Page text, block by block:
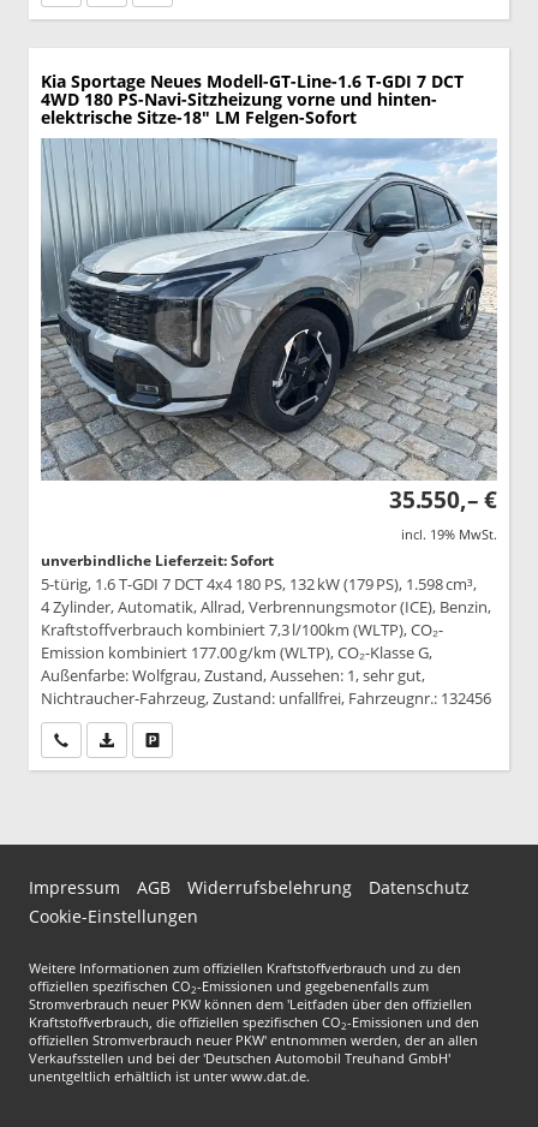
Kia Sportage Neues Modell-GT-Line-1.6 T-GDI 7 DCT
4WD 180 PS-Navi-Sitzheizung vorne und hinten-
elektrische Sitze-18" LM Felgen-Sofort
35.550,– €
incl. 19% MwSt.
unverbindliche Lieferzeit: Sofort
5-türig, 1.6 T-GDI 7 DCT 4x4 180 PS, 132 kW (179 PS), 1.598 cm³,
4 Zylinder, Automatik, Allrad, Verbrennungsmotor (ICE), Benzin,
Kraftstoffverbrauch kombiniert 7,3 l/100km (WLTP), CO₂-
Emission kombiniert 177.00 g/km (WLTP), CO₂-Klasse G,
Außenfarbe: Wolfgrau, Zustand, Aussehen: 1, sehr gut,
Nichtraucher-Fahrzeug, Zustand: unfallfrei, Fahrzeugnr.: 132456
Wir rufen Sie anPDF-Datei, Fahrzeugexposé drucken
Impressum AGB Widerrufsbelehrung
Datenschutz
Cookie-Einstellungen
Weitere Informationen zum offiziellen Kraftstoffverbrauch und zu den
offiziellen spezifischen CO2-Emissionen und gegebenenfalls zum
Stromverbrauch neuer PKW können dem 'Leitfaden über den offiziellen
Kraftstoffverbrauch, die offiziellen spezifischen CO2-Emissionen und den
offiziellen Stromverbrauch neuer PKW' entnommen werden, der an allen
Verkaufsstellen und bei der 'Deutschen Automobil Treuhand GmbH'
unentgeltlich erhältlich ist unter www.dat.de.